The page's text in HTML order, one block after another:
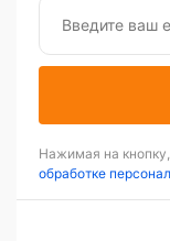
Нажимая на
обработке